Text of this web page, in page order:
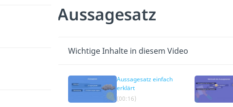
Aussagesatz
Wichtige Inhalte in diesem Video
Aussagesatz einfach
erklärt
(00:16)